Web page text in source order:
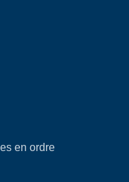
en ordre